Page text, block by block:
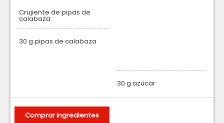
Crujiente de pipas de
calabaza
30 g pipas de calabaza
30 g azúcar
Comprar ingredientes